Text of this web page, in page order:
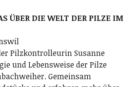
ÜBER DIE WELT DER PILZE IM
Pilzkontrolleurin Susanne
und Lebensweise der Pilze
Gemeinsam